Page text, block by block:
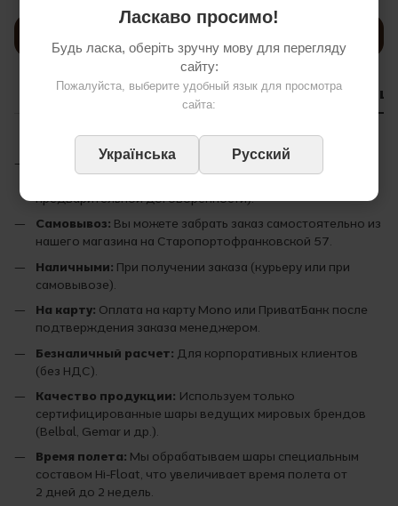
Доставка Оплата Гарантия
Курьером по Одессе:Доставим ваш заказ в течение 2
предварительной договоренности).
Самовывоз: Вы можете забрать заказ самостоятельно из
нашего магазина на Старопортофранковской 57.
Наличными: При получении заказа (курьеру или при
самовывозе).
На карту: Оплата на карту Mono или ПриватБанк после
подтверждения заказа менеджером.
Безналичный расчет: Для корпоративных клиентов
(без НДС).
Качество продукции: Используем только
сертифицированные шары ведущих мировых брендов
(Belbal, Gemar и др.).
Время полета: Мы обрабатываем шары специальным
составом Hi-Float, что увеличивает время полета от
2 дней до 2 недель.
Ласкаво просимо!
Будь ласка, оберіть зручну мову для перегляду
сайту:
Пожалуйста, выберите удобный язык для просмотра
сайта:
Українська Русский